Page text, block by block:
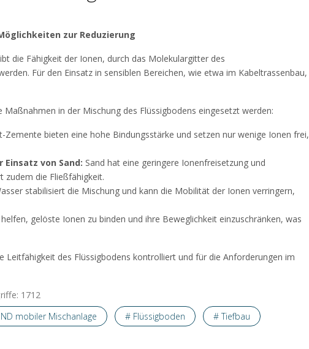
zur Reduzierung
die Fähigkeit der Ionen, durch das Molekulargitter des
Für den Einsatz in sensiblen Bereichen, wie etwa im Kabeltrassenbau,
in der Mischung des Flüssigbodens eingesetzt werden:
Zemente bieten eine hohe Bindungsstärke und setzen nur wenige Ionen frei,
von Sand: Sand hat eine geringere Ionenfreisetzung und
zudem die Fließfähigkeit.
stabilisiert die Mischung und kann die Mobilität der Ionen verringern,
gelöste Ionen zu binden und ihre Beweglichkeit einzuschränken, was
Leitfähigkeit des Flüssigbodens kontrolliert und für die Anforderungen im
1712
mobiler Mischanlage # Flüssigboden # Tiefbau